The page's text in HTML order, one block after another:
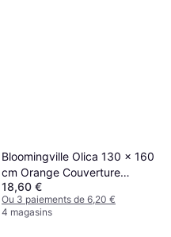
Bloomingville Olica 130 x 160
cm Orange Couverture
Orange (170x130cm)
18,60 €
Ou 3 paiements de 6,20 €
4 magasins